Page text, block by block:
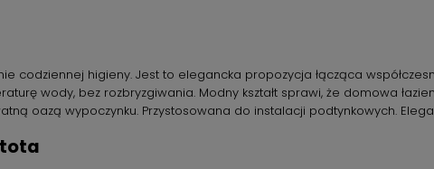
codziennej higieny. Jest to elegancka propozycja łącząca
wody, bez rozbryzgiwania. Modny kształt sprawi, że domowa
oazą wypoczynku. Przystosowana do instalacji podtynkowych.